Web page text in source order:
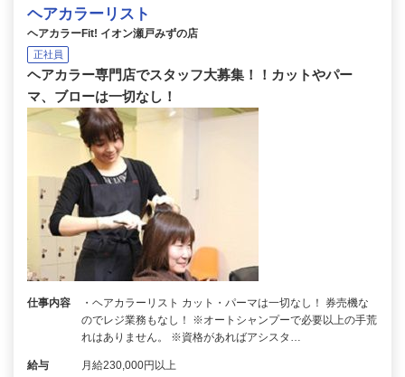
ヘアカラーリスト
ヘアカラーFit! イオン瀬戸みずの店
正社員
ヘアカラー専門店でスタッフ大募集！！カットやパー
マ、ブローは一切なし！
仕事内容
・ヘアカラーリスト カット・パーマは一切なし！ 券売機な
のでレジ業務もなし！ ※オートシャンプーで必要以上の手荒
れはありません。 ※資格があればアシスタ…
給与 月給230,000円以上